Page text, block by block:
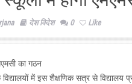
देश विदेश 0 Like
का गठन
में इस शैक्षणिक सत्र से विद्यालय